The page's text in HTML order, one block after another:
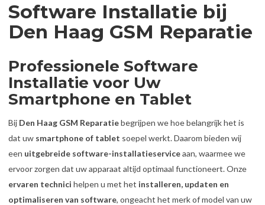
Software Installatie bij
Den Haag GSM Reparatie
Professionele Software
Installatie voor Uw
Smartphone en Tablet
Bij Den Haag GSM Reparatiebegrijpen we hoe belangrijk het is
dat uw smartphone of tablet soepel werkt. Daarom bieden wij
een uitgebreide software-installatieserviceaan, waarmee we
ervoor zorgen dat uw apparaat altijd optimaal functioneert. Onze
ervaren technici helpen u met het installeren, updaten en
optimaliseren van software, ongeacht het merk of model van uw